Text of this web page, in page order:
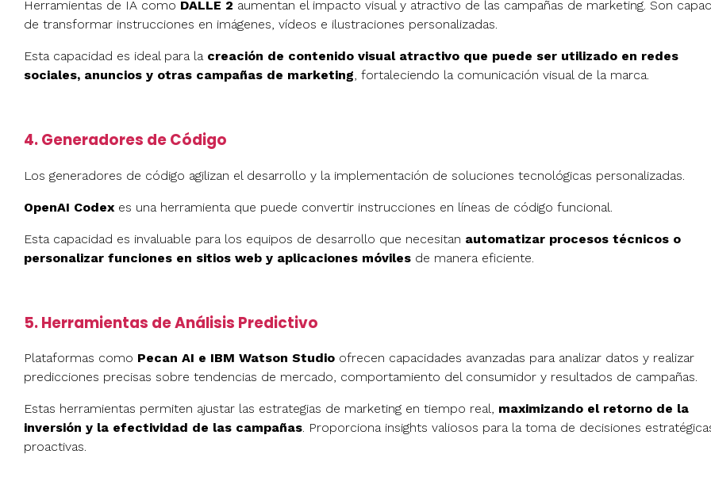
Herramientas de IA como DALLE 2 aumentan el impacto visual y atractivo de las campañas de marketing. Son
de transformar instrucciones en imágenes, vídeos e ilustraciones personalizadas.
Esta capacidad es ideal para la creación de contenido visual atractivo que puede ser utilizado en redes
sociales, anuncios y otras campañas de marketing , fortaleciendo la comunicación visual de la marca.
4. Generadores de Código
Los generadores de código agilizan el desarrollo y la implementación de soluciones tecnológicas personalizadas.
OpenAI Codex es una herramienta que puede convertir instrucciones en líneas de código funcional.
Esta capacidad es invaluable para los equipos de desarrollo que necesitan automatizar procesos técnicos o
personalizar funciones en sitios web y aplicaciones móviles de manera eficiente.
5. Herramientas de Análisis Predictivo
Plataformas como Pecan AI e IBM Watson Studio ofrecen capacidades avanzadas para analizar datos y realizar
predicciones precisas sobre tendencias de mercado, comportamiento del consumidor y resultados de campañas.
Estas herramientas permiten ajustar las estrategias de marketing en tiempo real, maximizando el retorno de la
inversión y la efectividad de las campañas. Proporciona insights valiosos para la toma de decisiones
proactivas.